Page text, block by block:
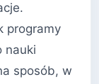
programy
nauki
sposób, w